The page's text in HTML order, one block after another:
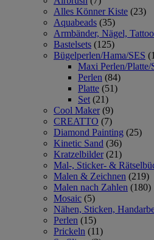
Alles Könner Kiste (23)
Aquabeads (35)
Armbänder, Nägel,
Bastelsets (125)
Bügelperlen/Hama/SES
Maxi Perlen/Platte/
Perlen (84)
Platte (51)
Set (21)
Cool Maker (9)
CREATTO (7)
Diamond Painting (25)
Kinetic Sand (36)
Kratzelbilder (21)
Mal-, Sticker- &
Malen & Zeichnen (219)
Malen nach Zahlen (180)
Mosaic (5)
Nähen, Sticken,
Perlen (15)
Prickeln (11)